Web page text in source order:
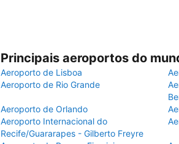
Principais aeroportos do
Aeroporto de Lisboa
Aeroporto de Rio Grande
Aeroporto de Orlando
Aeroporto Internacional do
Recife/Guararapes - Gilberto Freyre